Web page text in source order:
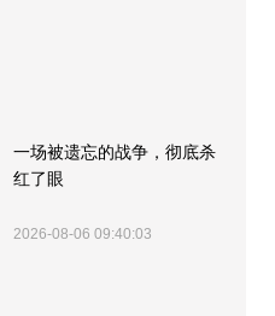
一场被遗忘的战争，彻底杀
红了眼
2026-08-06 09:40:03